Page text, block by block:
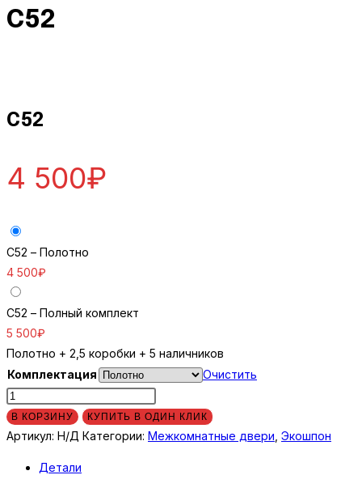
C52
C52
4 500₽
C52 – Полотно
4 500₽
C52 – Полный комплект
5 500₽
Полотно + 2,5 коробки + 5 наличников
Комплектация
Очистить
Количество
товара
C52
В КОРЗИНУ КУПИТЬ В ОДИН КЛИК
Артикул: Н/Д Категории: Межкомнатные двери Экошпон
Детали